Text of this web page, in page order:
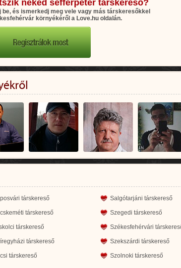
neked sefferpeter társkereső?
be, és ismerkedj meg vele vagy más társkeresőkkel
környékéről a Love.hu oldalán.
társkereső Salgótarjáni társkereső
társkereső Szegedi társkereső
társkereső Székesfehérvári
társkereső Szekszárdi társkereső
társkereső Szolnoki társkereső